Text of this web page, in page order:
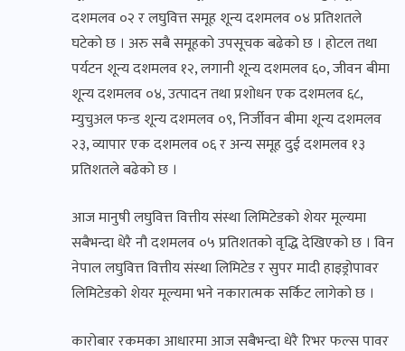
दशमलव ०२ र लघुवित्त समूह शून्य दशमलव ०४ प्रतिशतले
घटेको छ । अरु सबै समूहको उपसूचक बढेको छ । होटल तथा
पर्यटन शून्य दशमलव १२, लगानी शून्य दशमलव ६०, जीवन बीमा
शून्य दशमलव ०४, उत्पादन तथा प्रशोधन एक दशमलव ६८,
म्युचुअल फन्ड शून्य दशमलव ०९, निर्जीवन बीमा शून्य दशमलव
२३, व्यापार एक दशमलव ०६ र अन्य समूह दुई दशमलव १३
प्रतिशतले बढेको छ ।
आज मानुषी लघुवित्त वित्तीय संस्था लिमिटेडको शेयर मूल्यमा
सबैभन्दा धेरै नौ दशमलव ०५ प्रतिशतको वृद्धि देखिएको छ । विन
नेपाल लघुवित्त वित्तीय संस्था लिमिटेड र सुपर मादी हाइड्रोपावर
लिमिटेडको शेयर मूल्यमा भने नकारात्मक सर्किट लागेको छ ।
कारोबार रकमका आधारमा आज सबैभन्दा धेरै रिभर फल्स पावर